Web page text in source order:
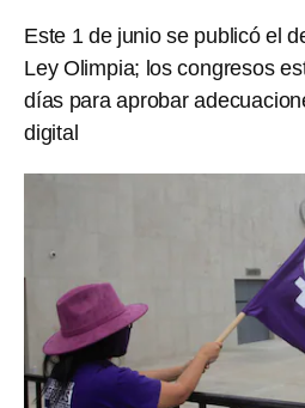
Este 1 de junio se publicó el
Ley Olimpia; los congresos
días para aprobar
digital